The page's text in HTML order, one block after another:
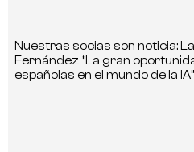
Nuestras socias son noticia:
Fernández “La gran
españolas en el mundo de la IA”